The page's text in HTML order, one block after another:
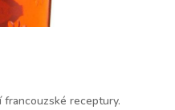
receptury.